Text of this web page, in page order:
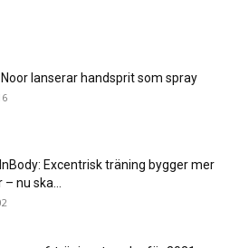
Noor lanserar handsprit som spray
Excentrisk träning bygger mer
– nu ska...